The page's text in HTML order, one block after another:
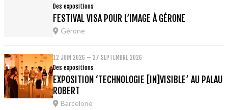
Des expositions
FESTIVAL VISA POUR L’IMAGE À GÉRONE
Gérone
12 JUIN 2026 – 27 SEPTEMBRE 2026
Des expositions
EXPOSITION ‘TECHNOLOGIE [IN]VISIBLE’ AU PALAU
ROBERT
Barcelone